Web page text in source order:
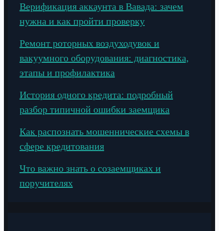
Верификация аккаунта в Вавада: зачем
нужна и как пройти проверку
Ремонт роторных воздуходувок и
вакуумного оборудования: диагностика,
этапы и профилактика
История одного кредита: подробный
разбор типичной ошибки заемщика
Как распознать мошеннические схемы в
сфере кредитования
Что важно знать о созаемщиках и
поручителях